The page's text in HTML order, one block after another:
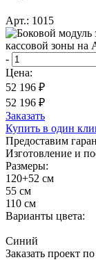
Арт.: 1015
-
Цена:
52 196 ₽
52 196 ₽
Заказать
Купить в один
Предоставим
Изготовление и
Размеры:
120+52 см
55 см
110 см
Варианты цвета:
Синий
Заказать проект